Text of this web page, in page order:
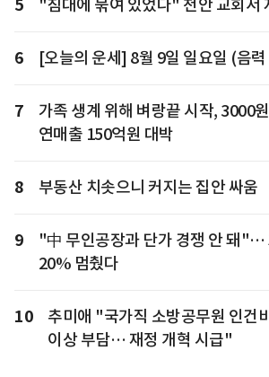
5 "침대에 묶여 있었다" 천안 교회서
6 [오늘의 운세] 8월 9일 일요일 (음
7
가족 생계 위해 벼랑끝 시작, 3000
연매출 150억원 대박
8 부동산 치솟으니 커지는 집안 싸움
9
"中 무인공장과 단가 경쟁 안 돼"…
20% 멈췄다
10
추미애 "국가직 소방공무원 인건
이상 부담… 재정 개혁 시급"